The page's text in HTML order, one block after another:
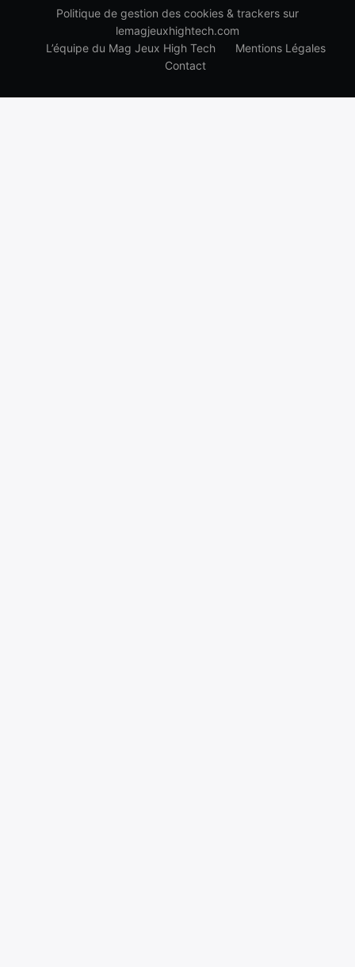
Politique de gestion des cookies & trackers sur
lemagjeuxhightech.com
L’équipe du Mag Jeux High Tech
Mentions Légales
Contact